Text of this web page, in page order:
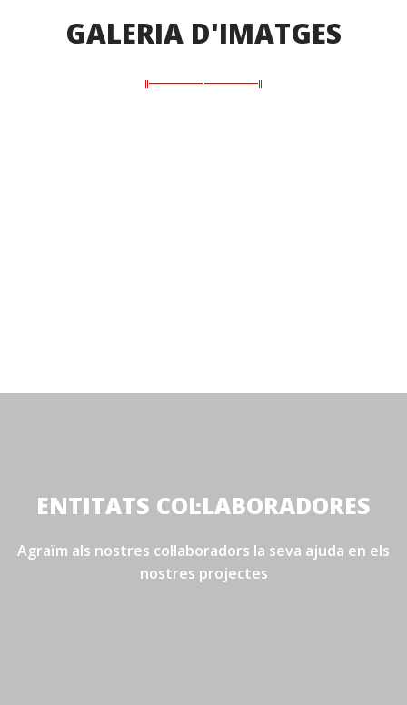
GALERIA D'IMATGES
ENTITATS COL·LABORADORES
Agraïm als nostres col·laboradors la seva ajuda en els
nostres projectes